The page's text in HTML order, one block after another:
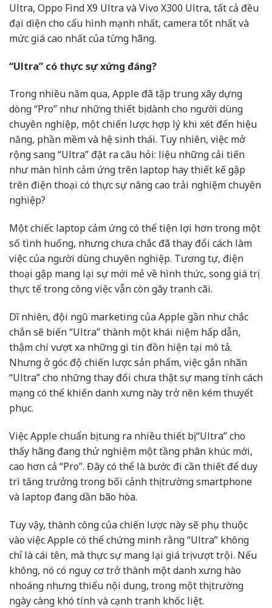
Ultra, Oppo Find X9 Ultra và Vivo X300 Ultra, tất cả đều
đại diện cho cấu hình mạnh nhất, camera tốt nhất và
mức giá cao nhất của từng hãng.
“Ultra” có thực sự xứng đáng?
Trong nhiều năm qua, Apple đã tập trung xây dựng
dòng “Pro” như những thiết bị dành cho người dùng
chuyên nghiệp, một chiến lược hợp lý khi xét đến hiệu
năng, phần mềm và hệ sinh thái. Tuy nhiên, việc mở
rộng sang “Ultra” đặt ra câu hỏi: liệu những cải tiến
như màn hình cảm ứng trên laptop hay thiết kế gập
trên điện thoại có thực sự nâng cao trải nghiệm chuyên
nghiệp?
Một chiếc laptop cảm ứng có thể tiện lợi hơn trong một
số tình huống, nhưng chưa chắc đã thay đổi cách làm
việc của người dùng chuyên nghiệp. Tương tự, điện
thoại gập mang lại sự mới mẻ về hình thức, song giá trị
thực tế trong công việc vẫn còn gây tranh cãi.
Dĩ nhiên, đội ngũ marketing của Apple gần như chắc
chắn sẽ biến “Ultra” thành một khái niệm hấp dẫn,
thậm chí vượt xa những gì tin đồn hiện tại mô tả.
Nhưng ở góc độ chiến lược sản phẩm, việc gắn nhãn
“Ultra” cho những thay đổi chưa thật sự mang tính cách
mạng có thể khiến danh xưng này trở nên kém thuyết
phục.
Việc Apple chuẩn bị tung ra nhiều thiết bị “Ultra” cho
thấy hãng đang thử nghiệm một tầng phân khúc mới,
cao hơn cả “Pro”. Đây có thể là bước đi cần thiết để duy
trì tăng trưởng trong bối cảnh thị trường smartphone
và laptop đang dần bão hòa.
Tuy vậy, thành công của chiến lược này sẽ phụ thuộc
vào việc Apple có thể chứng minh rằng “Ultra” không
chỉ là cái tên, mà thực sự mang lại giá trị vượt trội. Nếu
không, nó có nguy cơ trở thành một danh xưng hào
nhoáng nhưng thiếu nội dung, trong một thị trường
ngày càng khó tính và cạnh tranh khốc liệt.